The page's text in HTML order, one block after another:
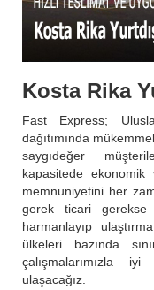
Kosta Rika
Fast Express;
dağıtımında
saygıdeğer
kapasitede ekonomik
memnuniyetini her
gerek ticari gerekse
harmanlayıp
ülkeleri bazında
çalışmalarımızla
ulaşacağız.